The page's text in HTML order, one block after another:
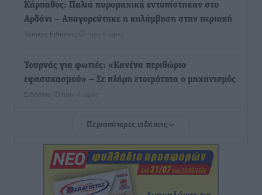
Κάρπαθος: Παλιά πυρομαχικά εντοπίστηκαν στο
Αρδάνι – Απαγορεύτηκε η κολύμβηση στην περιοχή
Τοπικές Ειδήσεις πριν 4 ώρες
Τουρνάς για φωτιές: «Κανένα περιθώριο
εφησυχασμού» – Σε πλήρη ετοιμότητα ο μηχανισμός
Ειδήσεις πριν 4 ώρες
Καιρός: Επιμένουν οι υψηλές θερμοκρασίες – Ισχυρά
Τοπικές Ειδήσεις• πριν 5 ώρες
Τα φοιτητικά ενοίκια «τινάζουν στον αέρα» τους
Περισσότερες ειδήσεις